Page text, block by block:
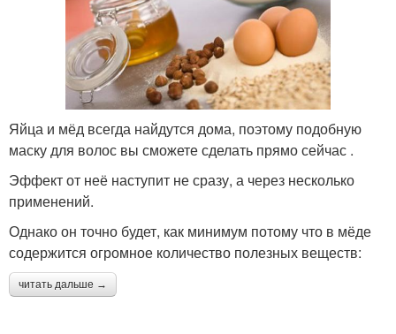
Яйца и мёд всегда найдутся дома, поэтому подобную
маску для волос вы сможете сделать прямо сейчас .
Эффект от неё наступит не сразу, а через несколько
применений.
Однако он точно будет, как минимум потому что в мёде
содержится огромное количество полезных веществ:
читать дальше →